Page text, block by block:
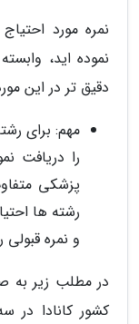
نموده اید،
دقیق تر در این
را دریافت
پزشکی
رشته ها
و نمره
در مطلب زیر به
کشور کانادا در